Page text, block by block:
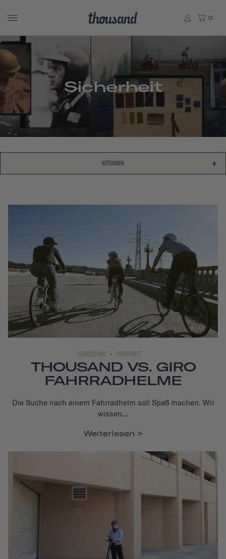
0
Sicherheit
KATEGORIEN
AUSRÜSTUNG SICHERHEIT
THOUSAND VS. GIRO
FAHRRADHELME
Die Suche nach einem Fahrradhelm soll Spaß machen. Wir
wissen...
Weiterlesen